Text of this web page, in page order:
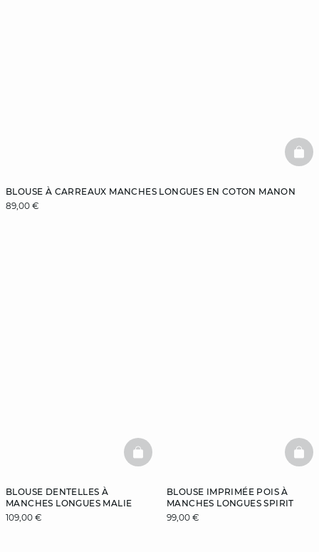
BLOUSE À CARREAUX MANCHES LONGUES EN COTON MANON
89,00 €
BLOUSE DENTELLES À
MANCHES LONGUES MALIE
109,00 €
BASKETFULL
BLOUSE IMPRIMÉE POIS À
MANCHES LONGUES SPIRIT
99,00 €